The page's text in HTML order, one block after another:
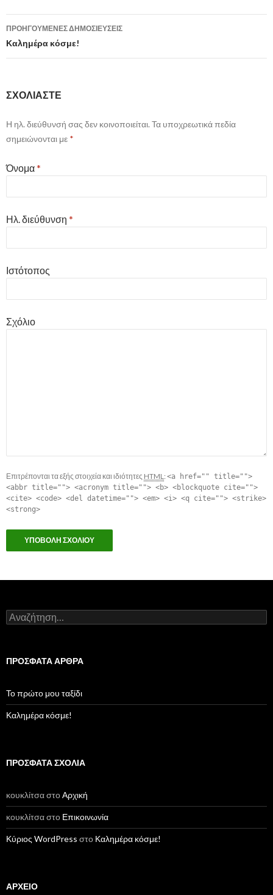
Πλοήγηση άρθρων
ΠΡΟΗΓΟΎΜΕΝΕΣ ΔΗΜΟΣΙΕΎΣΕΙΣ
Καλημέρα κόσμε!
ΣΧΟΛΙΆΣΤΕ
Η ηλ. διεύθυνσή σας δεν κοινοποιείται. Τα υποχρεωτικά πεδία
σημειώνονται με *
Όνομα*
Ηλ. διεύθυνση *
Ιστότοπος
Σχόλιο
Επιτρέπονται τα εξής στοιχεία και ιδιότητες HTML: <a href="" title="">
<abbr title=""> <acronym title=""> <b> <blockquote cite="">
<cite> <code> <del datetime=""> <em> <i> <q cite=""> <strike>
<strong>
Αναζήτηση για:
ΠΡΌΣΦΑΤΑ ΆΡΘΡΑ
Το πρώτο μου ταξίδι
Καλημέρα κόσμε!
ΠΡΌΣΦΑΤΑ ΣΧΌΛΙΑ
κουκλίτσα στοΑρχική
κουκλίτσα στο Επικοινωνία
Κύριος WordPress στο Καλημέρα κόσμε!
ΑΡΧΕΊΟ